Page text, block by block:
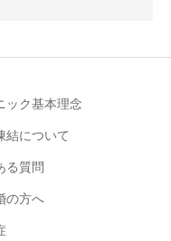
ック基本理念
結について
る質問
の方へ